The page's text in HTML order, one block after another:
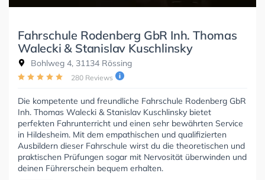
Fahrschule Rodenberg GbR Inh. Thomas
Walecki & Stanislav Kuschlinsky
Bohlweg 4, 31134 Rössing
280 Reviews
Die kompetente und freundliche Fahrschule Rodenberg GbR
Inh. Thomas Walecki & Stanislav Kuschlinsky bietet
perfekten Fahrunterricht und einen sehr bewährten Service
in Hildesheim. Mit dem empathischen und qualifizierten
Ausbildern dieser Fahrschule wirst du die theoretischen und
praktischen Prüfungen sogar mit Nervosität überwinden und
deinen Führerschein bequem erhalten.